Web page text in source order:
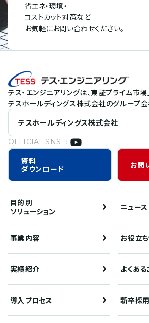
省エネ・環境・
コストカット対策など
お気軽にお問い合わせください。
テス・エンジニアリングは、東証プライム市
テスホールディングス株式会社のグループ会
テスホールディングス株式会社
OFFICIAL SNS ：
資料
ダウンロード
お問
目的別
ソリューション
ニュース
事業内容 お役立
実績紹介 よくあ
導入プロセス 新卒採用